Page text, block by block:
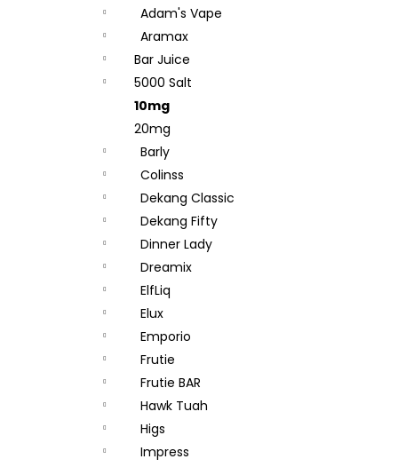
Adam's Vape
Aramax
Bar Juice
5000 Salt
10mg
20mg
Barly
Colinss
Dekang Classic
Dekang Fifty
Dinner Lady
Dreamix
ElfLiq
Elux
Emporio
Frutie
Frutie BAR
Hawk Tuah
Higs
Impress
DEKANG DESERT SHIP 10ML 18MG
155 Kč
Původně:195 Kč